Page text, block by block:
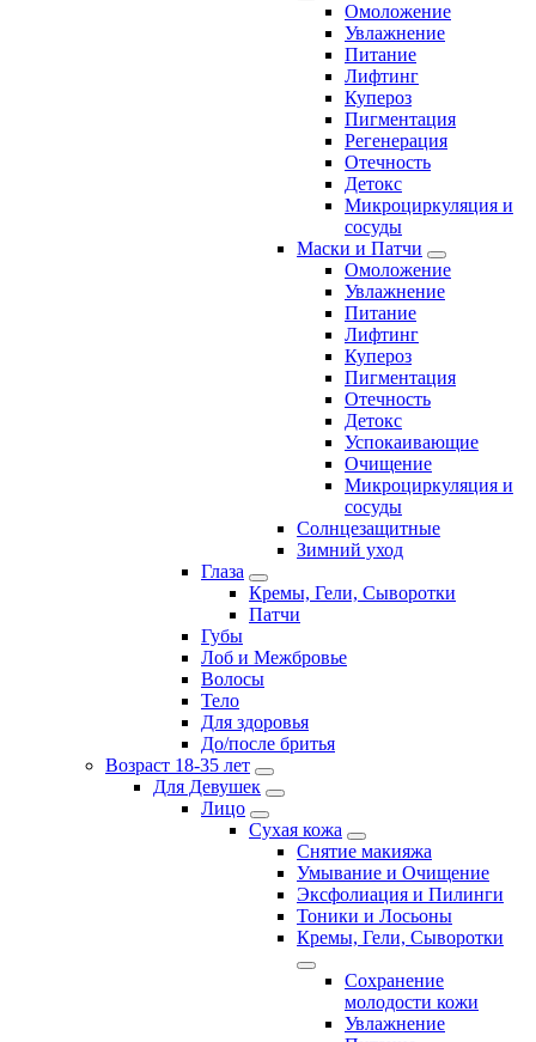
Омоложение
Увлажнение
Питание
Лифтинг
Купероз
Пигментация
Регенерация
Отечность
Детокс
Микроциркуляция и
сосуды
Маски и Патчи
Омоложение
Увлажнение
Питание
Лифтинг
Купероз
Пигментация
Отечность
Детокс
Успокаивающие
Очищение
Микроциркуляция и
сосуды
Солнцезащитные
Зимний уход
Глаза
Кремы, Гели, Сыворотки
Патчи
Губы
Лоб и Межбровье
Волосы
Тело
Для здоровья
До/после бритья
Возраст 18-35 лет
Для Девушек
Лицо
Сухая кожа
Снятие макияжа
Умывание и Очищение
Эксфолиация и Пилинги
Тоники и Лосьоны
Кремы, Гели, Сыворотки
Сохранение
молодости кожи
Увлажнение